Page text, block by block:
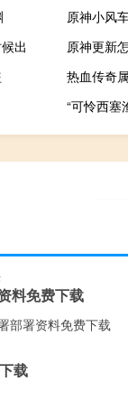
原神小风
出
原神更新
热血传奇
“可怜西塞
料免费下载
载